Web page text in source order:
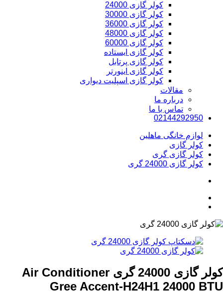
کولر گازی 24000
کولر گازی 30000
کولر گازی 36000
کولر گازی 48000
کولر گازی 60000
کولر گازی ایستاده
کولر گازی پرتابل
کولر گازی اینورتر
کولر گازی اسپلیت دیواری
مقالات
درباره ما
تماس با ما
02144292950
لوازم خانگی ماهلین
کولر گازی
کولر گازی گری
کولر گازی 24000 گری
کولر گازی 24000 گری
Air Conditioner
Gree Accent-H24H1 24000 BTU